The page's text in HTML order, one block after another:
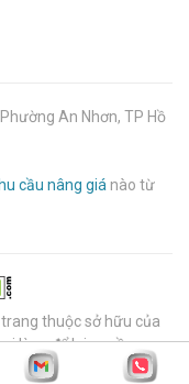
An Nhơn, TP Hồ
cầu nâng giá nào từ
thuộc sở hữu của
lòng để lại nguồn.